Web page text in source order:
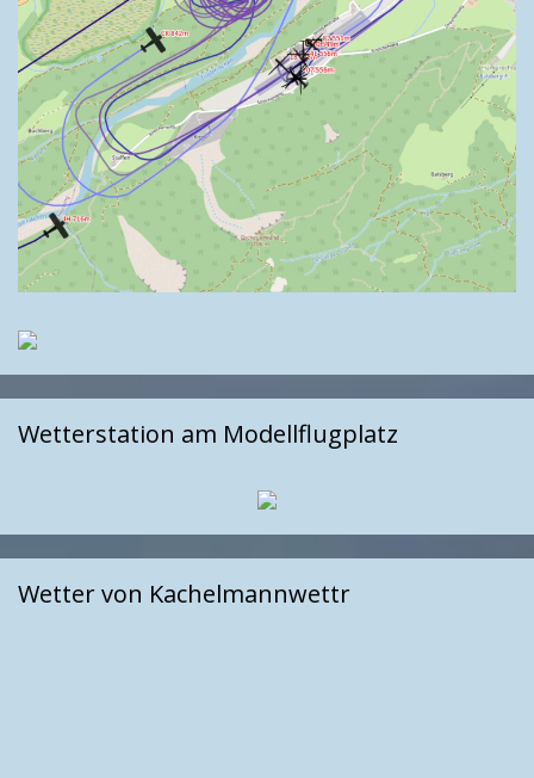
Wetterstation am Modellflugplatz
Wetter von Kachelmannwettr